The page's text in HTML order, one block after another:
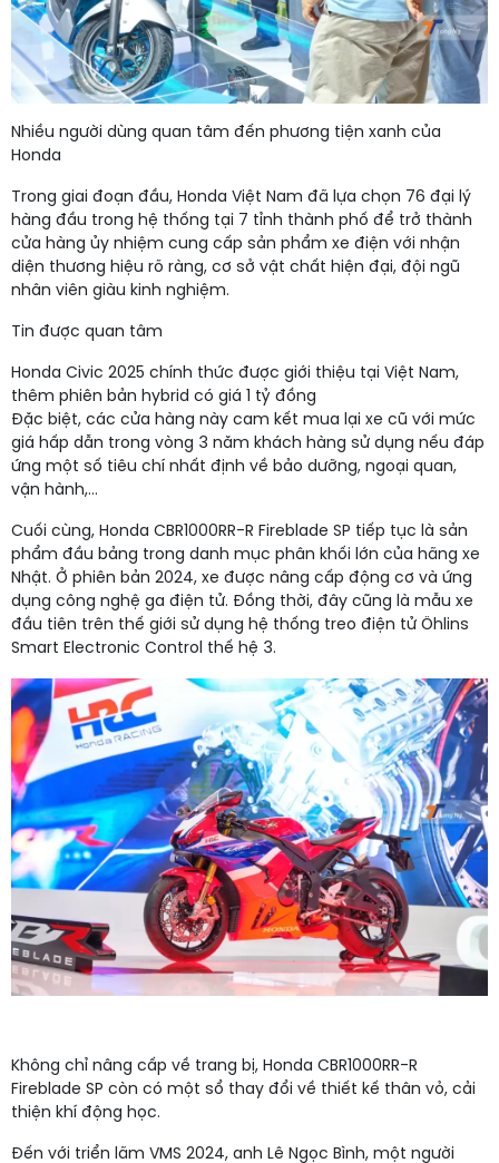
Nhiều người dùng quan tâm đến phương tiện xanh của
Honda
Trong giai đoạn đầu, Honda Việt Nam đã lựa chọn 76 đại lý
hàng đầu trong hệ thống tại 7 tỉnh thành phố để trở thành
cửa hàng ủy nhiệm cung cấp sản phẩm xe điện với nhận
diện thương hiệu rõ ràng, cơ sở vật chất hiện đại, đội ngũ
nhân viên giàu kinh nghiệm.
Tin được quan tâm
Honda Civic 2025 chính thức được giới thiệu tại Việt Nam,
thêm phiên bản hybrid có giá 1 tỷ đồng
Đặc biệt, các cửa hàng này cam kết mua lại xe cũ với mức
giá hấp dẫn trong vòng 3 năm khách hàng sử dụng nếu đáp
ứng một số tiêu chí nhất định về bảo dưỡng, ngoại quan,
vận hành,…
Cuối cùng, Honda CBR1000RR-R Fireblade SP tiếp tục là sản
phẩm đầu bảng trong danh mục phân khối lớn của hãng xe
Nhật. Ở phiên bản 2024, xe được nâng cấp động cơ và ứng
dụng công nghệ ga điện tử. Đồng thời, đây cũng là mẫu xe
đầu tiên trên thế giới sử dụng hệ thống treo điện tử Öhlins
Smart Electronic Control thế hệ 3.
Không chỉ nâng cấp về trang bị, Honda CBR1000RR-R
Fireblade SP còn có một sổ thay đổi về thiết kế thân vỏ, cải
thiện khí động học.
Đến với triển lãm VMS 2024, anh Lê Ngọc Bình, một người